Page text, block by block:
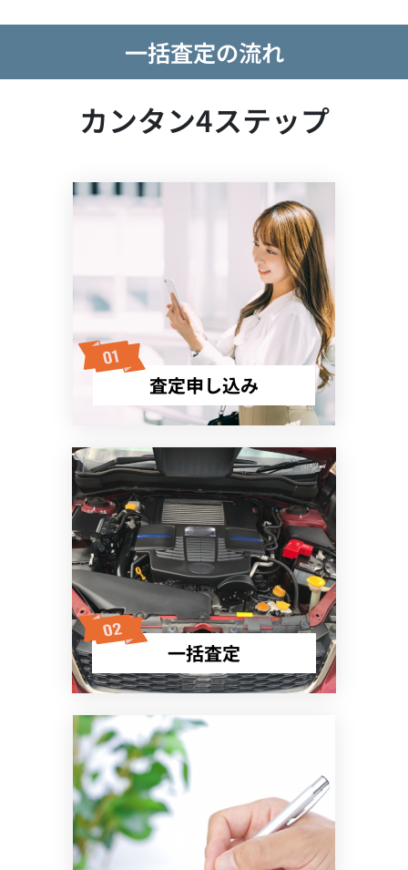
一括査定の流れ
カンタン4ステップ
査定申し込み
一括査定